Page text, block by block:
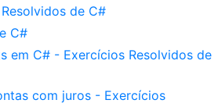
de C#
C#
em C# - Exercícios Resolvidos de
com juros - Exercícios